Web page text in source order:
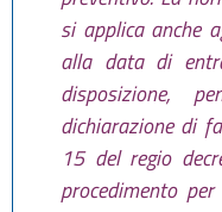
si applica anche
alla data di
disposizione,
dichiarazione di
15 del regio
procedimento